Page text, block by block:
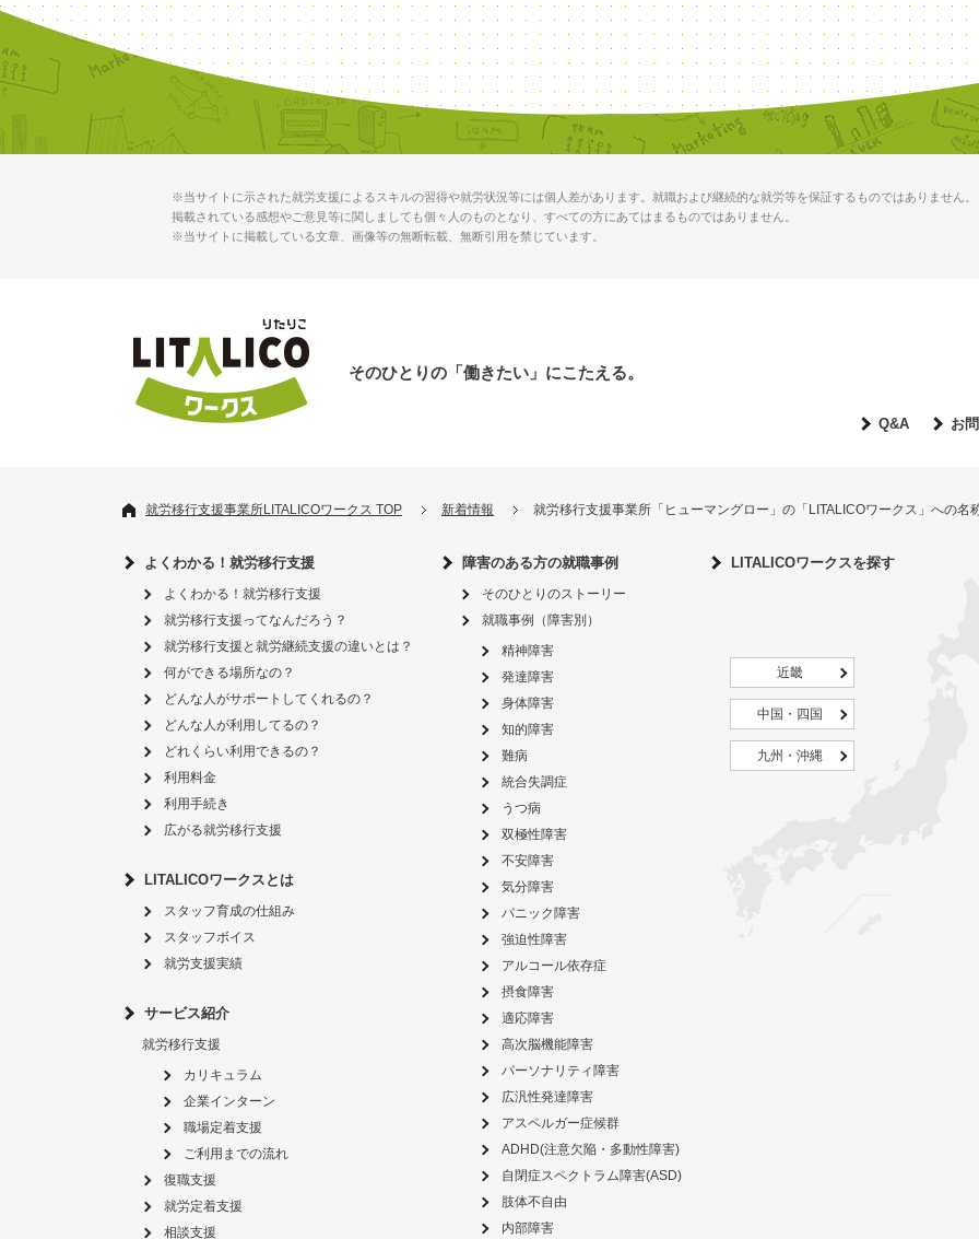
※当サイトに示された就労支援によるスキルの習得や就労状況等には個人差があります。就職および継続的な就労等を保証するものではありません。
掲載されている感想やご意見等に関しましても個々人のものとなり、すべての方にあてはまるものではありません。
※当サイトに掲載している文章、画像等の無断転載、無断引用を禁じています。
そのひとりの「働きたい」にこたえる。
Q&A お
就労移行支援事業所LITALICOワークス TOP 新着情報 就労移行支援事業所「ヒューマングロー」の「LITALICOワークス」への名
よくわかる！就労移行支援
よくわかる！就労移行支援
就労移行支援ってなんだろう？
就労移行支援と就労継続支援の違いとは？
何ができる場所なの？
どんな人がサポートしてくれるの？
どんな人が利用してるの？
どれくらい利用できるの？
利用料金
利用手続き
広がる就労移行支援
LITALICOワークスとは
スタッフ育成の仕組み
スタッフボイス
就労支援実績
サービス紹介
就労移行支援
カリキュラム
企業インターン
職場定着支援
ご利用までの流れ
復職支援
就労定着支援
相談支援
障害のある方の就職事例
そのひとりのストーリー
就職事例（障害別）
精神障害
発達障害
身体障害
知的障害
難病
統合失調症
うつ病
双極性障害
不安障害
気分障害
パニック障害
強迫性障害
アルコール依存症
摂食障害
適応障害
高次脳機能障害
パーソナリティ障害
広汎性発達障害
アスペルガー症候群
ADHD(注意欠陥・多動性障害)
自閉症スペクトラム障害(ASD)
肢体不自由
内部障害
LITALICOワークスを探す
近畿
中国・四国
九州・沖縄